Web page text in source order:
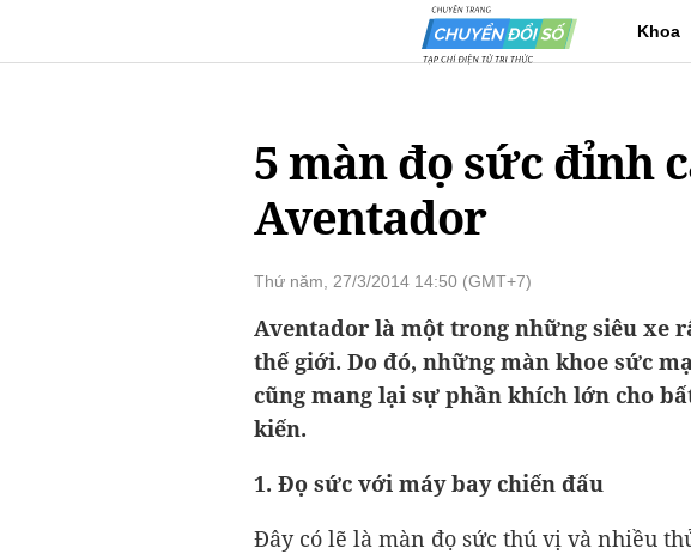
Khoa
5 màn đọ sức đỉnh
Aventador
Thứ năm, 27/3/2014 14:50 (GMT+7)
Aventador là một trong những siêu xe
thế giới. Do đó, những màn khoe sức
cũng mang lại sự phần khích lớn cho
kiến.
1. Đọ sức với máy bay chiến đấu
Đây có lẽ là màn đọ sức thú vị và nhiều